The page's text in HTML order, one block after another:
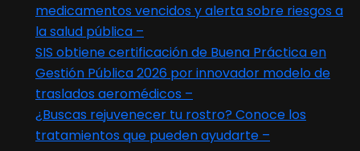
medicamentos vencidos y alerta sobre riesgos a
la salud pública –
SIS obtiene certificación de Buena Práctica en
Gestión Pública 2026 por innovador modelo de
traslados aeromédicos –
¿Buscas rejuvenecer tu rostro? Conoce los
tratamientos que pueden ayudarte –